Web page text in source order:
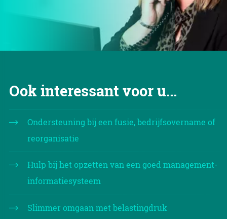
Ook interessant voor u...
Ondersteuning bij een fusie, bedrijfsovername of
reorganisatie
Hulp bij het opzetten van een goed management-
informatiesysteem
Slimmer omgaan met belastingdruk